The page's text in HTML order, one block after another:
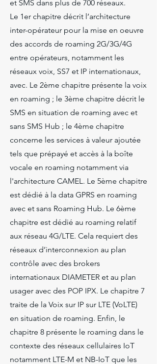
et SMS dans plus de 700 réseaux.
Le 1er chapitre décrit l’architecture
inter-opérateur pour la mise en oeuvre
des accords de roaming 2G/3G/4G
entre opérateurs, notamment les
réseaux voix, SS7 et IP internationaux,
avec. Le 2ème chapitre présente la voix
en roaming ; le 3ème chapitre décrit le
SMS en situation de roaming avec et
sans SMS Hub ; le 4ème chapitre
concerne les services à valeur ajoutée
tels que prépayé et accès à la boîte
vocale en roaming notamment via
l'architecture CAMEL. Le 5ème chapitre
est dédié à la data GPRS en roaming
avec et sans Roaming Hub. Le 6ème
chapitre est dédié au roaming relatif
aux réseau 4G/LTE. Cela requiert des
réseaux d’interconnexion au plan
contrôle avec des brokers
internationaux DIAMETER et au plan
usager avec des POP IPX. Le chapitre 7
traite de la Voix sur IP sur LTE (VoLTE)
en situation de roaming. Enfin, le
chapitre 8 présente le roaming dans le
contexte des réseaux cellulaires IoT
notamment LTE-M et NB-IoT que les